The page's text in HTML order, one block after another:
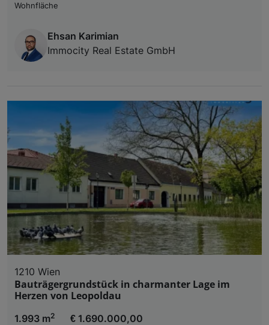
Wohnfläche
Ehsan Karimian
Immocity Real Estate GmbH
1210 Wien
Bauträgergrundstück in charmanter Lage im
Herzen von Leopoldau
1.993 m2
€ 1.690.000,00